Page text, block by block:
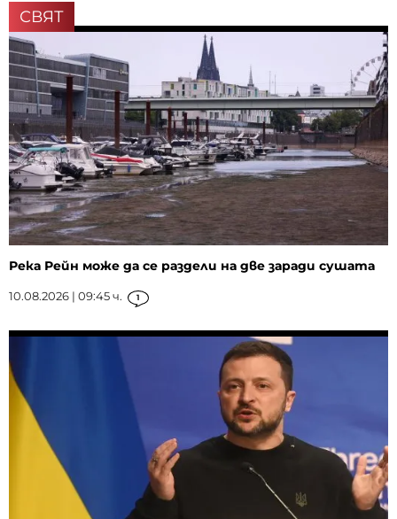
СВЯТ
Река Рейн може да се раздели на две заради сушата
10.08.2026 | 09:45 ч. 1